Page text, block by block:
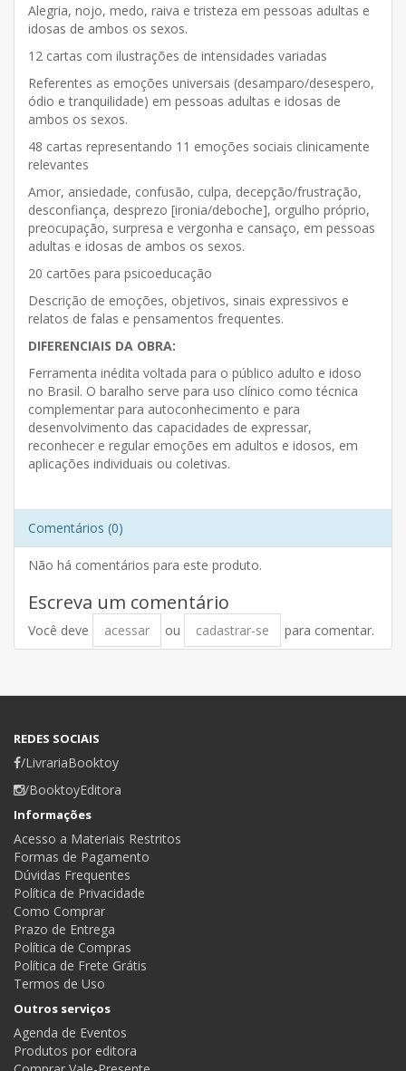
Alegria, nojo, medo, raiva e tristeza em pessoas adultas e
idosas de ambos os sexos.
12 cartas com ilustrações de intensidades variadas
Referentes as emoções universais (desamparo/desespero,
ódio e tranquilidade) em pessoas adultas e idosas de
ambos os sexos.
48 cartas representando 11 emoções sociais clinicamente
relevantes
Amor, ansiedade, confusão, culpa, decepção/frustração,
desconfiança, desprezo [ironia/deboche], orgulho próprio,
preocupação, surpresa e vergonha e cansaço, em pessoas
adultas e idosas de ambos os sexos.
20 cartões para psicoeducação
Descrição de emoções, objetivos, sinais expressivos e
relatos de falas e pensamentos frequentes.
DIFERENCIAIS DA OBRA:
Ferramenta inédita voltada para o público adulto e idoso
no Brasil. O baralho serve para uso clínico como técnica
complementar para autoconhecimento e para
desenvolvimento das capacidades de expressar,
reconhecer e regular emoções em adultos e idosos, em
aplicações individuais ou coletivas.
Comentários (0)
Não há comentários para este produto.
Escreva um comentário
Você deve acessar ou cadastrar-se para comentar.
REDES SOCIAIS
/LivrariaBooktoy
/BooktoyEditora
Informações
Acesso a Materiais Restritos
Formas de Pagamento
Dúvidas Frequentes
Política de Privacidade
Como Comprar
Prazo de Entrega
Política de Compras
Política de Frete Grátis
Termos de Uso
Outros serviços
Agenda de Eventos
Produtos por editora